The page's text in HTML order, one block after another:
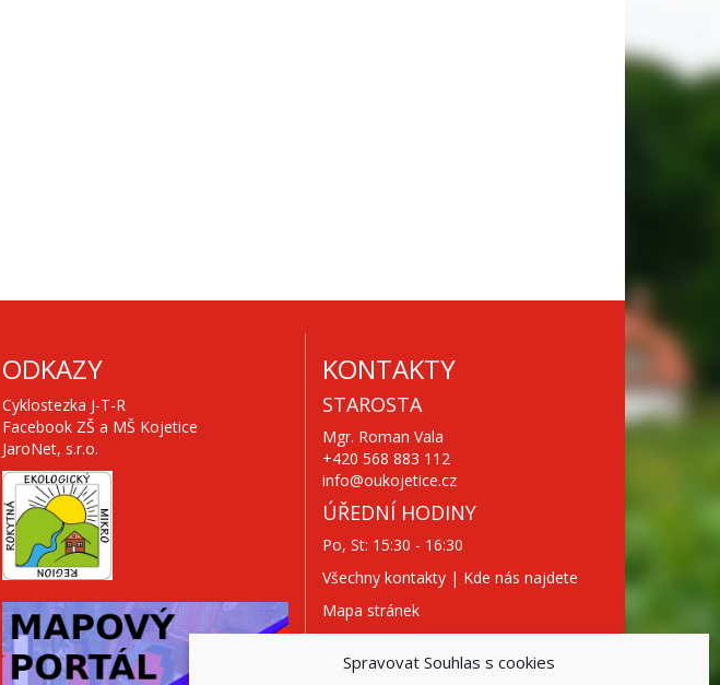
Spravovat Souhlas s cookies
ODKAZY
Cyklostezka J-T-R
Facebook ZŠ a MŠ Kojetice
JaroNet, s.r.o.
KONTAKTY
STAROSTA
Mgr. Roman Vala
+420 568 883 112
info@oukojetice.cz
ÚŘEDNÍ HODINY
Po, St: 15:30 - 16:30
Všechny kontakty | Kde nás najdete
Mapa stránek